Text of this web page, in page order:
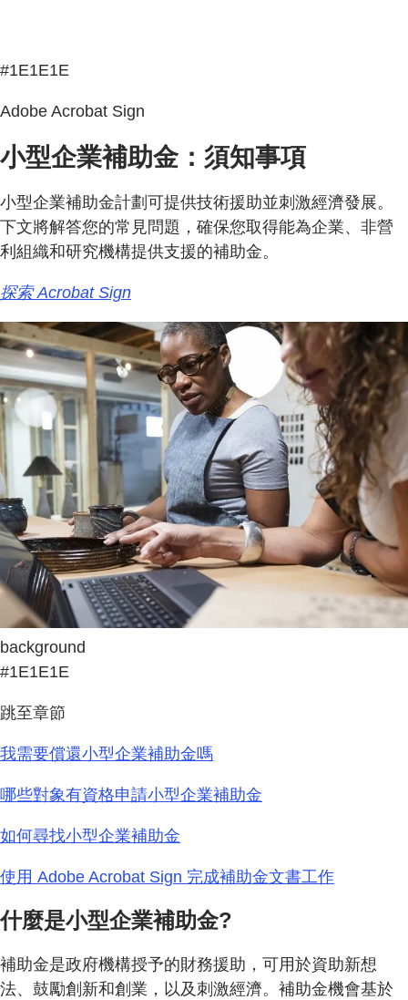
#1E1E1E
Adobe Acrobat Sign
小型企業補助金：須知事項
小型企業補助金計劃可提供技術援助並刺激經濟發展。
下文將解答您的常見問題，確保您取得能為企業、非營
利組織和研究機構提供支援的補助金。
探索 Acrobat Sign
background
#1E1E1E
跳至章節
我需要償還小型企業補助金嗎
哪些對象有資格申請小型企業補助金
如何尋找小型企業補助金
使用 Adobe Acrobat Sign 完成補助金文書工作
什麼是小型企業補助金?
補助金是政府機構授予的財務援助，可用於資助新想
法、鼓勵創新和創業，以及刺激經濟。補助金機會基於